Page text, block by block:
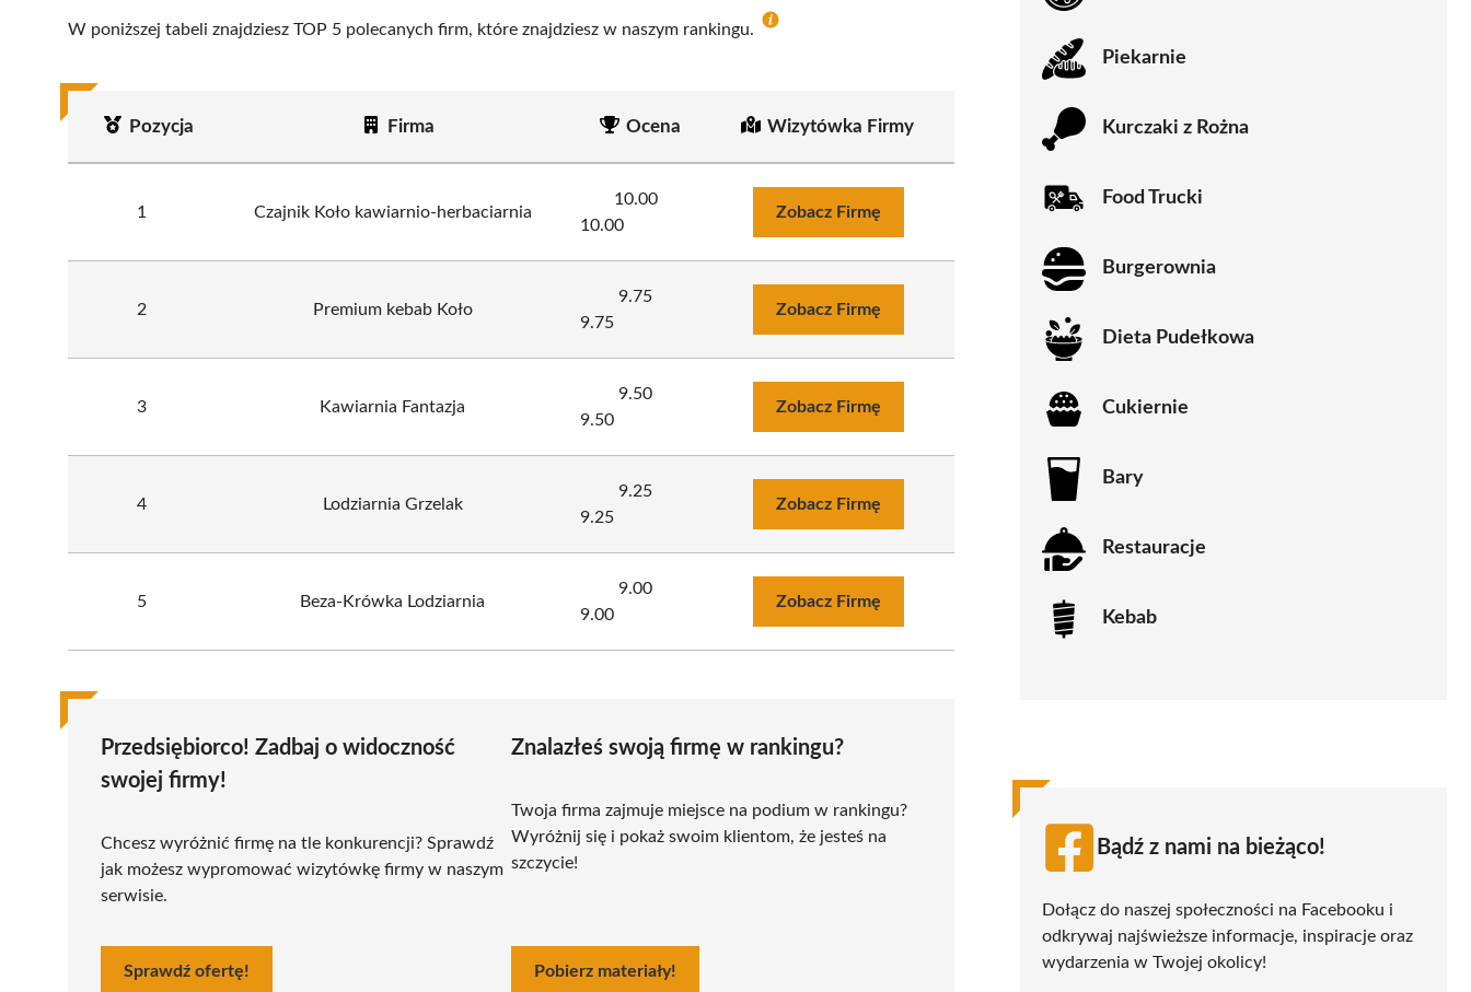
W poniższej tabeli znajdziesz TOP 5 polecanych firm, które znajdziesz w naszym rankingu.
Pozycja Firma Ocena Wizytówka Firmy
1 Czajnik Koło kawiarnio-herbaciarnia
10.00
10.00
Zobacz Firmę
2 Premium kebab Koło
9.75
9.75
Zobacz Firmę
3 Kawiarnia Fantazja
9.50
9.50
Zobacz Firmę
4 Lodziarnia Grzelak
9.25
9.25
Zobacz Firmę
5 Beza-Krówka Lodziarnia
9.00
9.00
Zobacz Firmę
Przedsiębiorco! Zadbaj o widoczność
swojej firmy!
Chcesz wyróżnić firmę na tle konkurencji? Sprawdź
jak możesz wypromować wizytówkę firmy w naszym
serwisie.
Sprawdź ofertę!
Znalazłeś swoją firmę w rankingu?
Twoja firma zajmuje miejsce na podium w rankingu?
Wyróżnij się i pokaż swoim klientom, że jesteś na
szczycie!
Pobierz materiały!
Piekarnie
Kurczaki z Rożna
Food Trucki
Burgerownia
Dieta Pudełkowa
Cukiernie
Bary
Restauracje
Kebab
Bądź z nami na bieżąco!
Dołącz do naszej społeczności na Facebooku i
odkrywaj najświeższe informacje, inspiracje oraz
wydarzenia w Twojej okolicy!